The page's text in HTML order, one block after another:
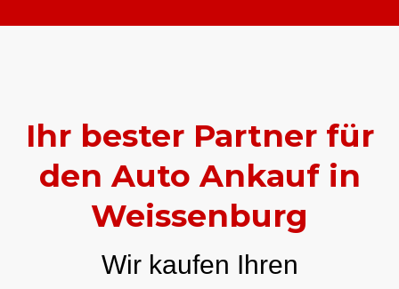
Ihr bester Partner für
den Auto Ankauf in
Weissenburg
Wir kaufen Ihren